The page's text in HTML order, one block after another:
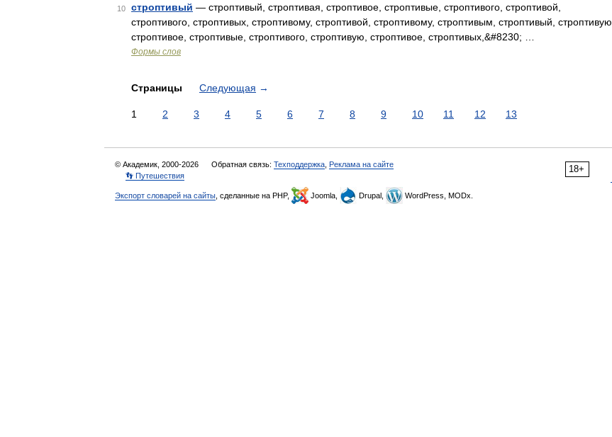
10 строптивый — строптивый, строптивая, строптивое, строптивые, строптивого, строптивой,
строптивого, строптивых, строптивому, строптивой, строптивому, строптивым, строптивый, строптивую,
строптивое, строптивые, строптивого, строптивую, строптивое, строптивых,&#8230; …
Формы слов
Страницы Следующая →
1 2 3 4 5 6 7 8 9 10 11 12 13
18+
© Академик, 2000-2026 Обратная связь: Техподдержка Реклама на сайте
👣 Путешествия
Экспорт словарей на сайты , сделанные на PHP, Joomla, Drupal, WordPress, MODx.